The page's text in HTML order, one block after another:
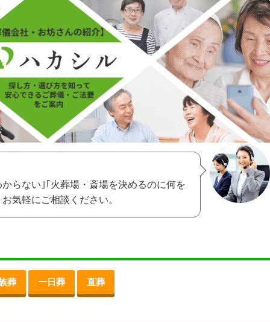
らない｣｢火葬場・斎場を決めるのに何を
気軽にご相談ください。
葬 一日葬 直葬